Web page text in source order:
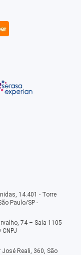
14.401 - Torre
Paulo/SP -
74 – Sala 1105
José Reali, 360, São